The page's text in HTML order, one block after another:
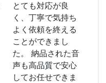
とても対応が良
く、丁寧で気持ち
よく依頼を終える
ことができまし
た。 納品された音
声も高品質で安心
してお任せできま